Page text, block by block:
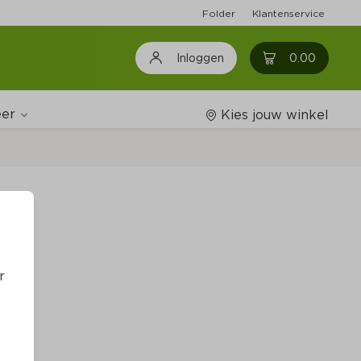
Folder Klantenservice
Inloggen 0.00 0
Kies jouw winkel